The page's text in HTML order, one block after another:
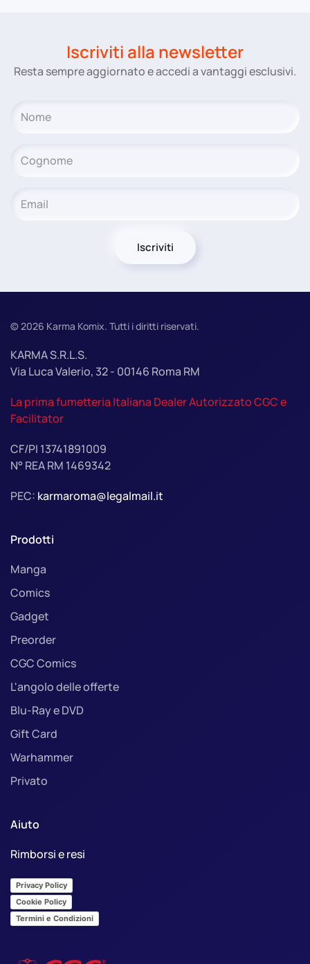
Iscriviti alla newsletter
Resta sempre aggiornato e accedi a vantaggi esclusivi.
Iscriviti
©2026 Karma Komix. Tutti i diritti riservati.
KARMA S.R.L.S.
Via Luca Valerio, 32 - 00146 Roma RM
La prima fumetteria Italiana Dealer Autorizzato CGC e
Facilitator
CF/PI 13741891009
N° REA RM 1469342
PEC: karmaroma@legalmail.it
Prodotti
Manga
Comics
Gadget
Preorder
CGC Comics
L'angolo delle offerte
Blu-Ray e DVD
Gift Card
Warhammer
Privato
Aiuto
Rimborsi e resi
Privacy Policy
Cookie Policy
Termini e Condizioni